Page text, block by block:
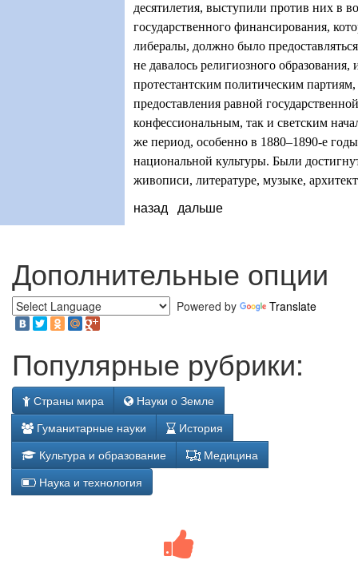
десятилетия, выступили против них в
государственного финансирования,
либералы, должно было
не давалось религиозного
протестантским политическим
предоставления равной
конфессиональным, так и светским
же период, особенно в 1880–1890-е
национальной культуры. Были
живописи, литературе, музыке,
назад дальше
Дополнительные опции
Powered by Translate
Популярные рубрики:
Страны мира
Науки о Земле
Гуманитарные науки
История
Культура и образование
Медицина
Наука и технология